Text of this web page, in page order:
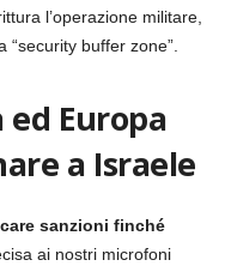
l’operazione militare,
“security buffer zone”.
Europa
a Israele
sanzioni finché
ai nostri microfoni